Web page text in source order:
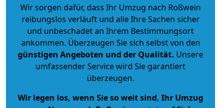
Wir sorgen dafür, dass Ihr Umzug nach Roßwein
reibungslos verläuft und alle Ihre Sachen sicher
und unbeschadet an Ihrem Bestimmungsort
ankommen. Überzeugen Sie sich selbst von den
günstigen Angeboten und der Qualität. Unsere
umfassender Service wird Sie garantiert
überzeugen.
Wir legen los, wenn Sie so weit sind, Ihr Umzug